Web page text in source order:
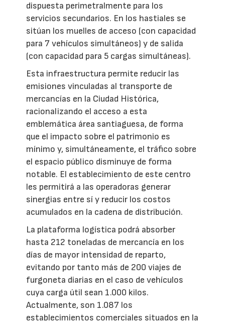
dispuesta perimetralmente para los
servicios secundarios. En los hastiales se
sitúan los muelles de acceso (con capacidad
para 7 vehículos simultáneos) y de salida
(con capacidad para 5 cargas simultáneas).
Esta infraestructura permite reducir las
emisiones vinculadas al transporte de
mercancías en la Ciudad Histórica,
racionalizando el acceso a esta
emblemática área santiaguesa, de forma
que el impacto sobre el patrimonio es
mínimo y, simultáneamente, el tráfico sobre
el espacio público disminuye de forma
notable. El establecimiento de este centro
les permitirá a las operadoras generar
sinergias entre sí y reducir los costos
acumulados en la cadena de distribución.
La plataforma logística podrá absorber
hasta 212 toneladas de mercancía en los
días de mayor intensidad de reparto,
evitando por tanto más de 200 viajes de
furgoneta diarias en el caso de vehículos
cuya carga útil sean 1.000 kilos.
Actualmente, son 1.087 los
establecimientos comerciales situados en la